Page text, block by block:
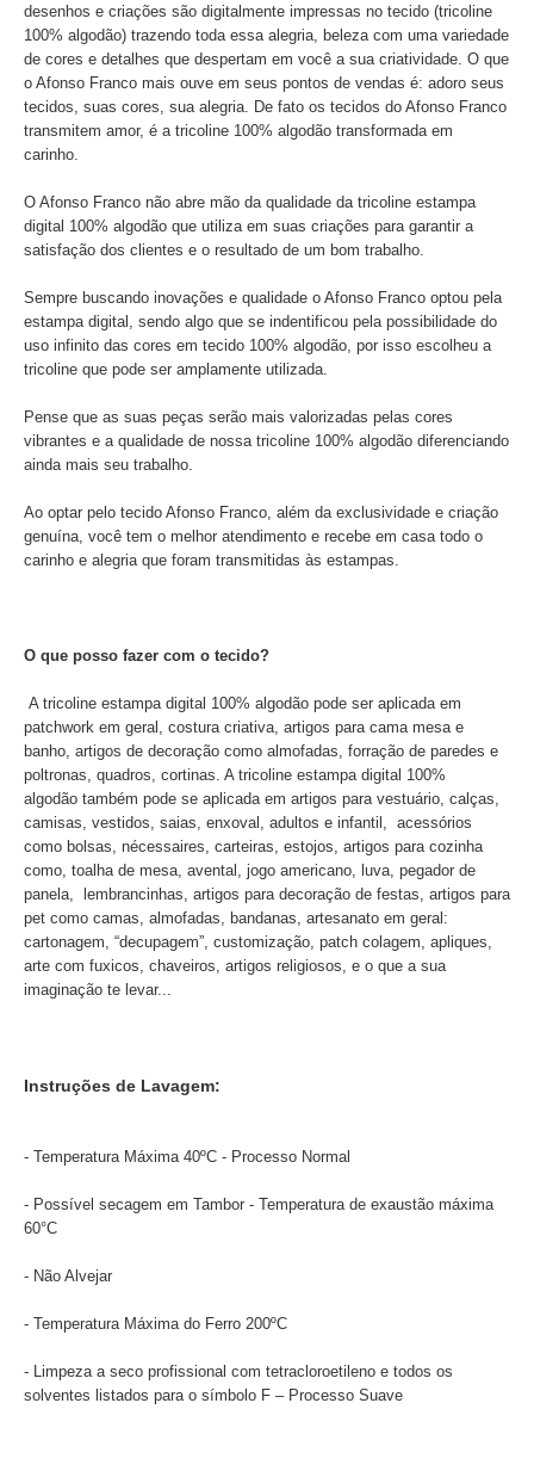
desenhos e criações são digitalmente impressas no tecido (tricoline
100% algodão) trazendo toda essa alegria, beleza com uma variedade
de cores e detalhes que despertam em você a sua criatividade. O que
o Afonso Franco mais ouve em seus pontos de vendas é: adoro seus
tecidos, suas cores, sua alegria. De fato os tecidos do Afonso Franco
transmitem amor, é a tricoline 100% algodão transformada em
carinho.
O Afonso Franco não abre mão da qualidade da tricoline estampa
digital 100% algodão que utiliza em suas criações para garantir a
satisfação dos clientes e o resultado de um bom trabalho.
Sempre buscando inovações e qualidade o Afonso Franco optou pela
estampa digital, sendo algo que se indentificou pela possibilidade do
uso infinito das cores em tecido 100% algodão, por isso escolheu a
tricoline que pode ser amplamente utilizada.
Pense que as suas peças serão mais valorizadas pelas cores
vibrantes e a qualidade de nossa tricoline 100% algodão diferenciando
ainda mais seu trabalho.
Ao optar pelo tecido Afonso Franco, além da exclusividade e criação
genuína, você tem o melhor atendimento e recebe em casa todo o
carinho e alegria que foram transmitidas às estampas.
O que posso fazer com o tecido?
A tricoline estampa digital 100% algodão pode ser aplicada em
patchwork em geral, costura criativa, artigos para cama mesa e
banho, artigos de decoração como almofadas, forração de paredes e
poltronas, quadros, cortinas. A tricoline estampa digital 100%
algodão também pode se aplicada em artigos para vestuário, calças,
camisas, vestidos, saias, enxoval, adultos e infantil, acessórios
como bolsas, nécessaires, carteiras, estojos, artigos para cozinha
como, toalha de mesa, avental, jogo americano, luva, pegador de
panela, lembrancinhas, artigos para decoração de festas, artigos para
pet como camas, almofadas, bandanas, artesanato em geral:
cartonagem, “decupagem”, customização, patch colagem, apliques,
arte com fuxicos, chaveiros, artigos religiosos, e o que a sua
imaginação te levar...
Instruções de Lavagem:
- Temperatura Máxima 40ºC - Processo Normal
- Possível secagem em Tambor - Temperatura de exaustão máxima
60°C
- Não Alvejar
- Temperatura Máxima do Ferro 200ºC
- Limpeza a seco profissional com tetracloroetileno e todos os
solventes listados para o símbolo F – Processo Suave